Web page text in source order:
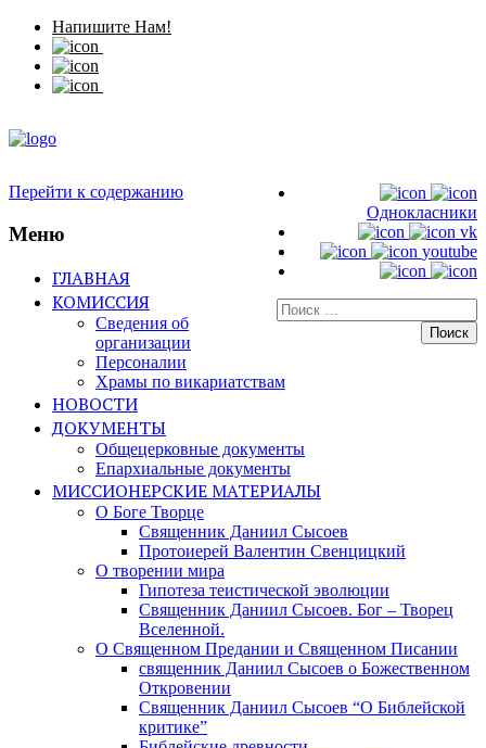
Напишите Нам!
Однокласники
vk
youtube
Искать:
Перейти к содержанию
Меню
ГЛАВНАЯ
КОМИССИЯ
Сведения об
организации
Персоналии
Храмы по викариатствам
НОВОСТИ
ДОКУМЕНТЫ
Общецерковные документы
Епархиальные документы
МИССИОНЕРСКИЕ МАТЕРИАЛЫ
О Боге Творце
Священник Даниил Сысоев
Протоиерей Валентин Свенцицкий
О творении мира
Гипотеза теистической эволюции
Священник Даниил Сысоев. Бог – Творец
Вселенной.
О Священном Предании и Священном Писании
священник Даниил Сысоев о Божественном
Откровении
Священник Даниил Сысоев “О Библейской
критике”